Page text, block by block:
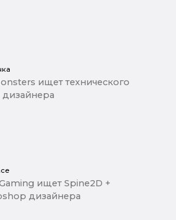
ищет технического
дизайнера
ищет Spine2D +
дизайнера